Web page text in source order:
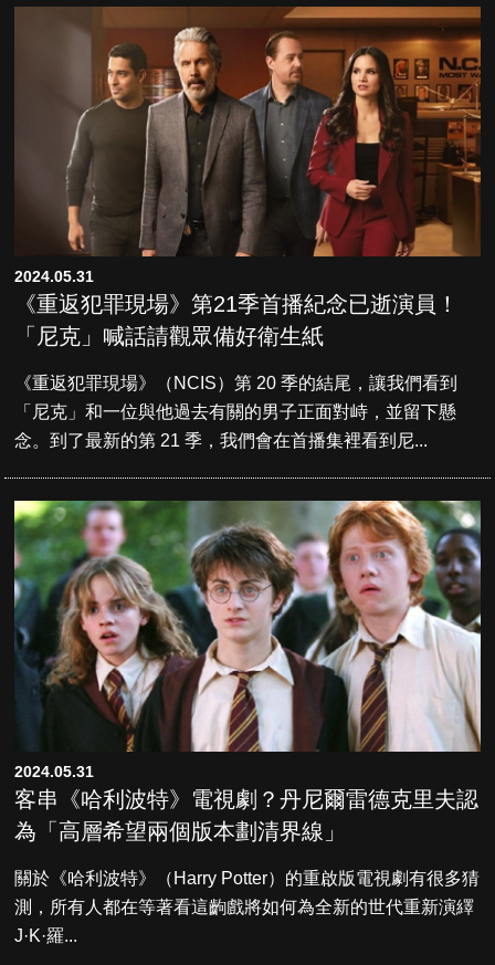
2024.05.31
《重返犯罪現場》第21季首播紀念已逝演員！
「尼克」喊話請觀眾備好衛生紙
《重返犯罪現場》（NCIS）第 20 季的結尾，讓我們看到
「尼克」和一位與他過去有關的男子正面對峙，並留下懸
念。到了最新的第 21 季，我們會在首播集裡看到尼...
2024.05.31
客串《哈利波特》電視劇？丹尼爾雷德克里夫認
為「高層希望兩個版本劃清界線」
關於《哈利波特》（Harry Potter）的重啟版電視劇有很多猜
測，所有人都在等著看這齣戲將如何為全新的世代重新演繹
J·K·羅...